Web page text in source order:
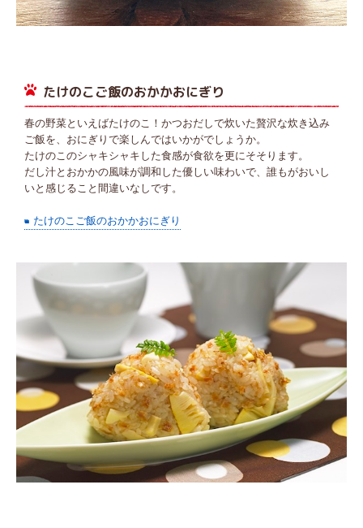
たけのこご飯のおかかおにぎり
春の野菜といえばたけのこ！かつおだしで炊いた贅沢な炊き込み
ご飯を、おにぎりで楽しんではいかがでしょうか。
たけのこのシャキシャキした食感が食欲を更にそそります。
だし汁とおかかの風味が調和した優しい味わいで、誰もがおいし
いと感じること間違いなしです。
たけのこご飯のおかかおにぎり